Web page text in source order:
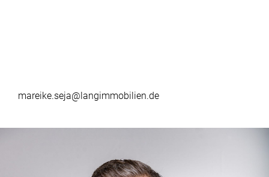
mareike.seja@langimmobilien.de